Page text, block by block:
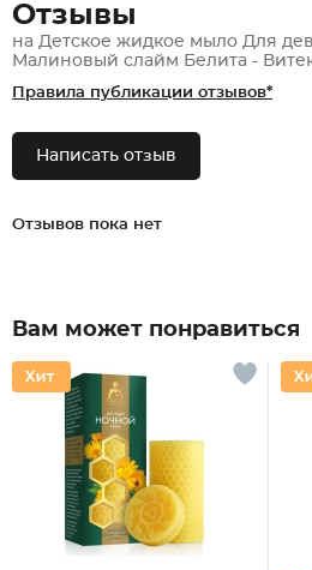
Отзывы
на Детское жидкое мыло Для
Малиновый слайм Белита -
Правила публикации отзывов*
Написать отзыв
Отзывов пока нет
Вам может понравиться